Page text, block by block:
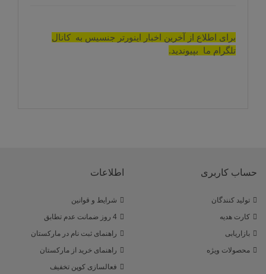
برای اطلاع از آخرین اخبار اینورتر جنسیس به کانال
تلگرام ما بپیوندید.
حساب کاربری
تولید کنندگان
کارت هدیه
بازاریابی
محصولات ویژه
اطلاعات
شرایط و قوانین
4 روز ضمانت عدم تطابق
راهنمای ثبت نام در مارکستان
راهنمای خرید از مارکستان
فعالسازی کوپن تخفیف